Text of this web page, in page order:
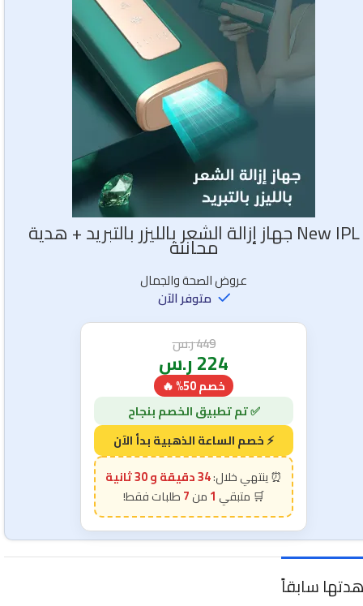
New IPL جهاز إزالة الشعر بالليزر بالتبريد + هدية
مجانية
عروض الصحة والجمال
متوفر الآن
449ر.س
224ر.س
خصم 50% 🔥
34 دقيقة و 28 ثانية
1
7
سابقاً